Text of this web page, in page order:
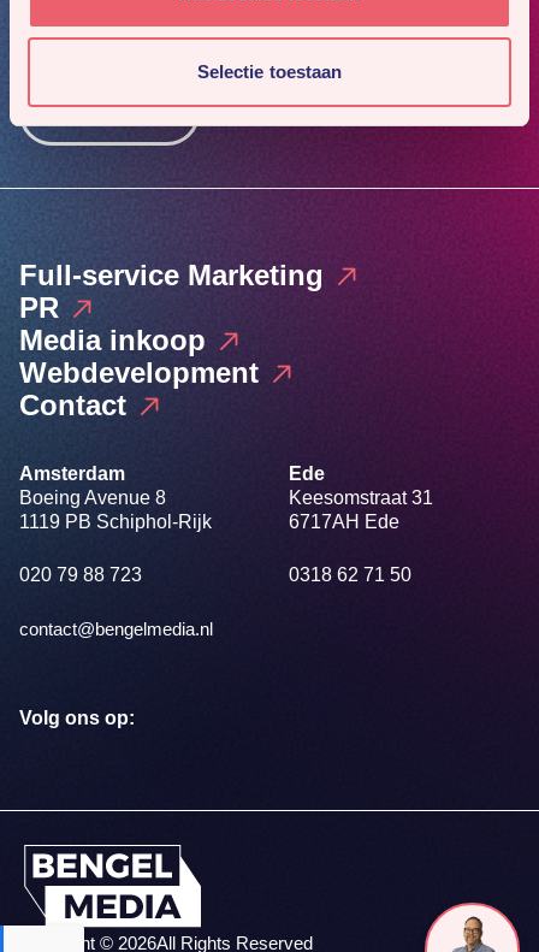
Selectie toestaan
Meld je aan voor onze nieuwsbrief. Dan sturen we je 4x
per jaar ons nieuwste werk en gaafste cases.
Inschrijven
Full-service Marketing
PR
Media inkoop
Webdevelopment
Contact
Amsterdam
Boeing Avenue 8
1119 PB Schiphol-Rijk
020 79 88 723
Ede
Keesomstraat 31
6717AH Ede
0318 62 71 50
contact@bengelmedia.nl
Volg ons op:
Copyright © 2026All Rights Reserved